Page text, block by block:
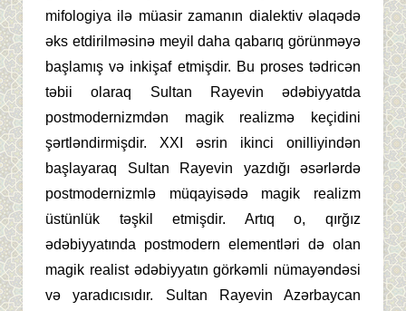
mifologiya ilə müasir zamanın dialektiv əlaqədə
əks etdirilməsinə meyil daha qabarıq görünməyə
başlamış və inkişaf etmişdir. Bu proses tədricən
təbii olaraq Sultan Rayevin ədəbiyyatda
postmodernizmdən magik realizmə keçidini
şərtləndirmişdir. XXI əsrin ikinci onilliyindən
başlayaraq Sultan Rayevin yazdığı əsərlərdə
postmodernizmlə müqayisədə magik realizm
üstünlük təşkil etmişdir. Artıq o, qırğız
ədəbiyyatında postmodern elementləri də olan
magik realist ədəbiyyatın görkəmli nümayəndəsi
və yaradıcısıdır. Sultan Rayevin Azərbaycan